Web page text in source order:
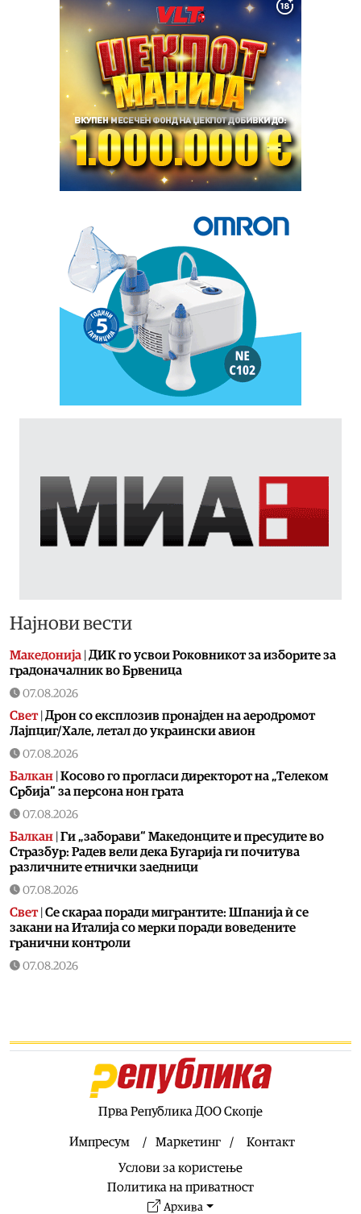
Најнови вести
Македонија ДИК го усвои Роковникот за изборите за
градоначалник во Брвеница
07.08.2026
Свет| Дрон со експлозив пронајден на аеродромот
Лајпциг/Хале, летал до украински авион
07.08.2026
Балкан Косово го прогласи директорот на „Телеком
Србија“ за персона нон грата
07.08.2026
Балкан Ги „заборави“ Македонците и пресудите во
Стразбур: Радев вели дека Бугарија ги почитува
различните етнички заедници
07.08.2026
Свет| Се скараа поради мигрантите: Шпанија ѝ се
закани на Италија со мерки поради воведените
гранични контроли
07.08.2026
Балкан|Превозниците од Западен Балкан најавуваат
нови чекори ако ЕУ не понуди решение
Kаде исчезнаа новите автомобили за
07.08.2026
Системот ЕЕС прави метеж и масовни доцнења на
летовите: Расте револтот ширум Европа
Прва Република ДОО Скопје
Импресум Маркетинг
Контакт
Услови за користење
Политика на приватност
Архива